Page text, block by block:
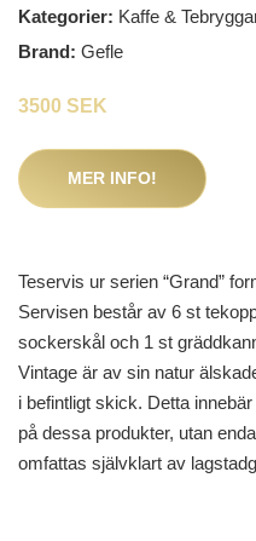
Kategorier: Kaffe &
Brand: Gefle
3500 SEK
MER INFO!
Teservis ur serien “Grand”
Servisen består av 6 st
sockerskål och 1 st
Vintage är av sin natur
i befintligt skick. Detta
på dessa produkter, utan
omfattas självklart av